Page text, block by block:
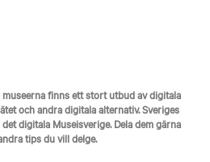
finns ett stort utbud av digitala
och andra digitala alternativ. Sveriges
digitala Museisverige. Dela dem gärna
tips du vill delge.